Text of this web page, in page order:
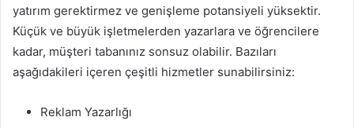
yatırım gerektirmez ve genişleme potansiyeli yüksektir.
Küçük ve büyük işletmelerden yazarlara ve öğrencilere
kadar, müşteri tabanınız sonsuz olabilir. Bazıları
aşağıdakileri içeren çeşitli hizmetler sunabilirsiniz:
Reklam Yazarlığı